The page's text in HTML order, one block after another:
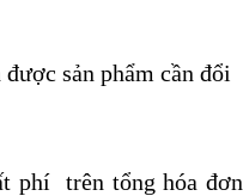
sản phẩm cần đổi
phí trên tổng hóa đơn